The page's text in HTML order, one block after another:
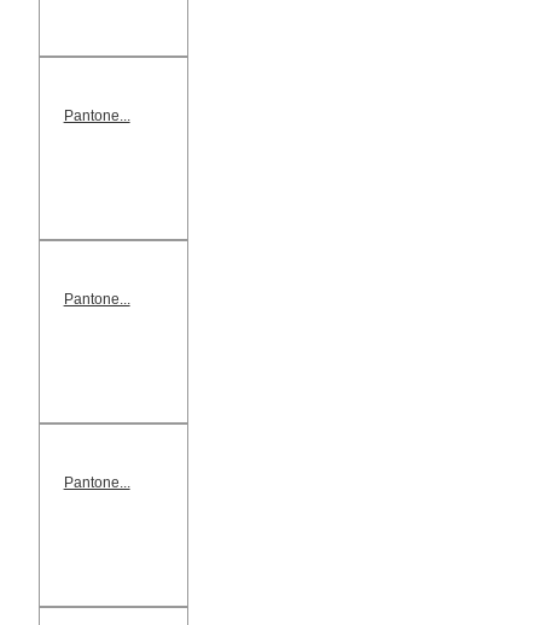
Pantone...
Pantone...
Pantone...